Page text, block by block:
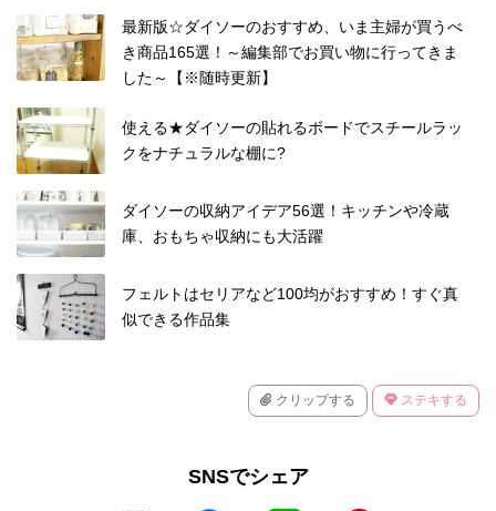
最新版☆ダイソーのおすすめ、いま主婦が買うべ
き商品165選！～編集部でお買い物に行ってきま
した～【※随時更新】
使える★ダイソーの貼れるボードでスチールラッ
クをナチュラルな棚に?
ダイソーの収納アイデア56選！キッチンや冷蔵
庫、おもちゃ収納にも大活躍
フェルトはセリアなど100均がおすすめ！すぐ真
似できる作品集
クリップする ステキする
SNSでシェア